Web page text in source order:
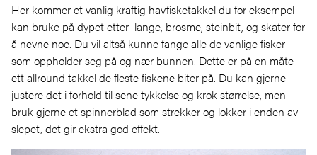
Her kommer et vanlig kraftig havfisketakkel du for eksempel
kan bruke på dypet etter lange, brosme, steinbit, og skater for
å nevne noe. Du vil altså kunne fange alle de vanlige fisker
som oppholder seg på og nær bunnen. Dette er på en måte
ett allround takkel de fleste fiskene biter på. Du kan gjerne
justere det i forhold til sene tykkelse og krok størrelse, men
bruk gjerne et spinnerblad som strekker og lokker i enden av
slepet, det gir ekstra god effekt.